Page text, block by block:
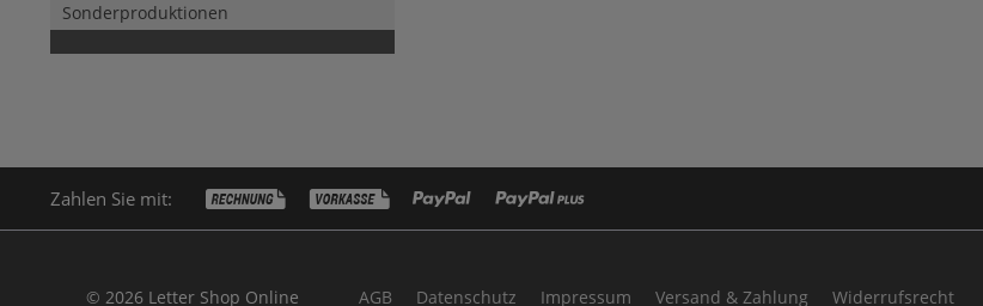
Sonderproduktionen
Zahlen Sie mit:
© 2026 Letter Shop Online AGB Datenschutz Impressum Versand & Zahlung Widerrufsrecht